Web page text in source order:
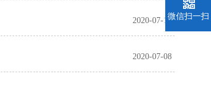
2020-07-13
2020-07-08
微信扫一扫